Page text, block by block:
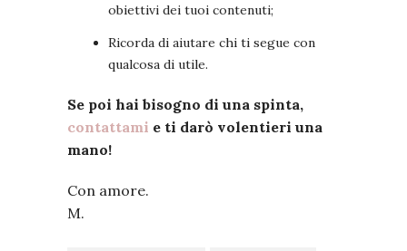
obiettivi dei tuoi contenuti;
Ricorda di aiutare chi ti segue con
qualcosa di utile.
Se poi hai bisogno di una spinta,
contattami e ti darò volentieri una
mano!
Con amore.
M.